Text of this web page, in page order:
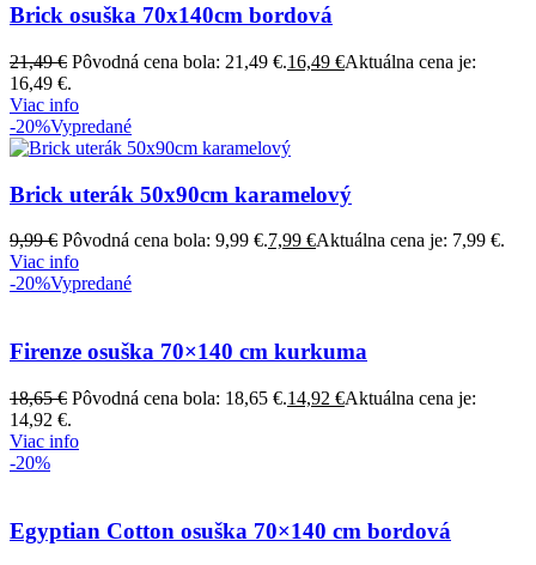
Brick osuška 70x140cm bordová
21,49€ Pôvodná cena bola: 21,49 €.16,49 €Aktuálna cena je:
16,49 €.
Viac info
-20%Vypredané
Brick uterák 50x90cm karamelový
9,99€ Pôvodná cena bola: 9,99 €.7,99 €Aktuálna cena je: 7,99 €.
Viac info
-20%Vypredané
Firenze osuška 70×140 cm kurkuma
18,65€ Pôvodná cena bola: 18,65 €.14,92 €Aktuálna cena je:
14,92 €.
Viac info
-20%
Egyptian Cotton osuška 70×140 cm bordová